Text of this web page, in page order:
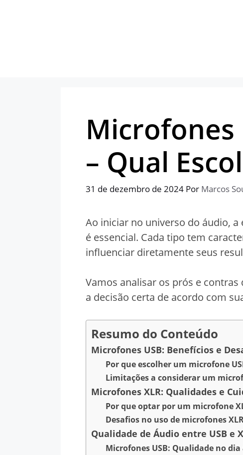
Microfones
– Qual
31 de dezembro de 2024 Por Marcos
Ao iniciar no universo do áudio, a
é essencial. Cada tipo tem
influenciar diretamente seus
Vamos analisar os prós e
a decisão certa de acordo com
Resumo do Conteúdo
Microfones USB: Benefícios e
Por que escolher um microfone
Limitações a considerar um
Microfones XLR: Qualidades e
Por que optar por um microfone
Desafios no uso de microfones
Qualidade de Áudio entre USB e
Microfones USB: Qualidade no dia